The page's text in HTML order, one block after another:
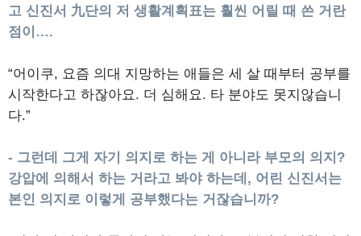
고 신진서 九단의 저 생활계획표는 훨씬 어릴 때 쓴 거란
점이….
“어이쿠, 요즘 의대 지망하는 애들은 세 살 때부터 공부를
시작한다고 하잖아요. 더 심해요. 타 분야도 못지않습니
다.”
- 그런데 그게 자기 의지로 하는 게 아니라 부모의 의지?
강압에 의해서 하는 거라고 봐야 하는데, 어린 신진서는
본인 의지로 이렇게 공부했다는 거잖습니까?